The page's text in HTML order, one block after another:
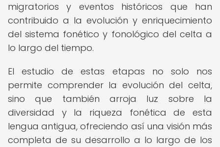
migratorios y eventos históricos que han
contribuido a la evolución y enriquecimiento
del sistema fonético y fonológico del celta a
lo largo del tiempo.
El estudio de estas etapas no solo nos
permite comprender la evolución del celta,
sino que también arroja luz sobre la
diversidad y la riqueza fonética de esta
lengua antigua, ofreciendo así una visión más
completa de su desarrollo a lo largo de los